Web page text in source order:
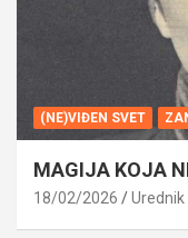
(NE)VIĐEN SVET
MAGIJA KOJA
18/02/2026 Urednik